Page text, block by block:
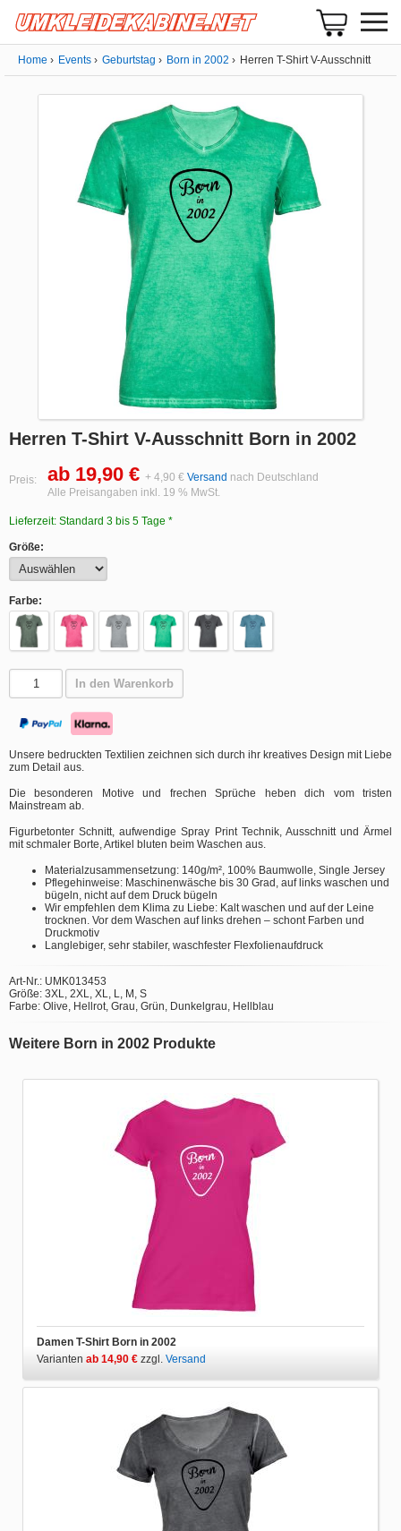
Home Events Geburtstag Born in 2002 Herren T-Shirt V-Ausschnitt
Herren T-Shirt V-Ausschnitt Born in 2002
Preis: ab 19,90 € + 4,90 € Versand nach Deutschland
Alle Preisangaben inkl. 19 % MwSt.
Lieferzeit: Standard 3 bis 5 Tage *
Größe:
Farbe:
In den Warenkorb
Unsere bedruckten Textilien zeichnen sich durch ihr kreatives Design mit Liebe
zum Detail aus.
Die besonderen Motive und frechen Sprüche heben dich vom tristen
Mainstream ab.
Figurbetonter Schnitt, aufwendige Spray Print Technik, Ausschnitt und Ärmel
mit schmaler Borte, Artikel bluten beim Waschen aus.
Materialzusammensetzung: 140g/m², 100% Baumwolle, Single Jersey
Pflegehinweise: Maschinenwäsche bis 30 Grad, auf links waschen und
bügeln, nicht auf dem Druck bügeln
Wir empfehlen dem Klima zu Liebe: Kalt waschen und auf der Leine
trocknen. Vor dem Waschen auf links drehen – schont Farben und
Druckmotiv
Langlebiger, sehr stabiler, waschfester Flexfolienaufdruck
Art-Nr.: UMK013453
Größe: 3XL, 2XL, XL, L, M, S
Farbe: Olive, Hellrot, Grau, Grün, Dunkelgrau, Hellblau
Weitere Born in 2002 Produkte
Damen T-Shirt Born in 2002
Varianten ab 14,90 € zzgl. Versand